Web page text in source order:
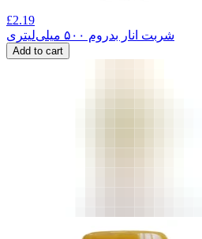
£2.19
شربت انار بدروم ۵۰۰ میلی‌لیتری
Add to cart